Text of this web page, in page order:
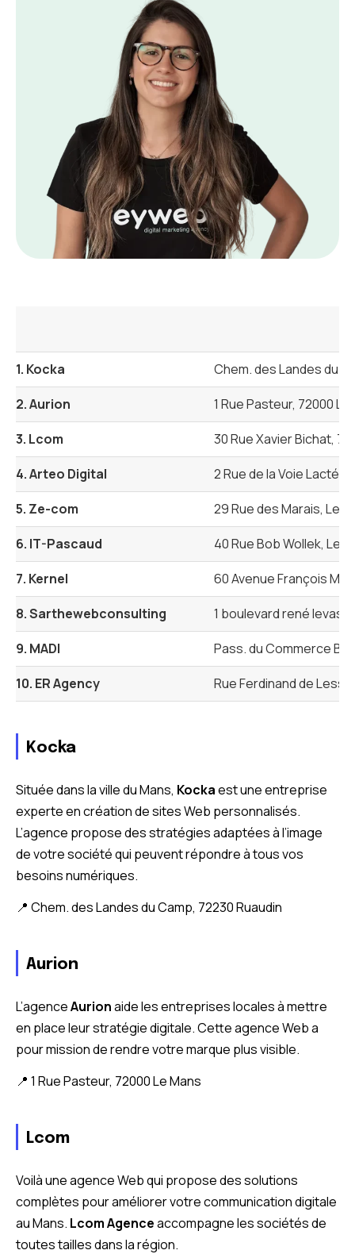
1. Kocka
Chem. des Landes du
2. Aurion
1 Rue Pasteur, 72000 Le
3. Lcom
30 Rue Xavier Bichat,
4. Arteo Digital
2 Rue de la Voie Lactée,
5. Ze-com
29 Rue des Marais, Le
6. IT-Pascaud
40 Rue Bob Wollek, Le
7. Kernel
60 Avenue François
8. Sarthewebconsulting
1 boulevard rené
9. MADI
Pass. du Commerce
10. ER Agency
Rue Ferdinand de
Kocka
Située dans la ville du Mans, Kockaest une entreprise
experte en création de sites Web personnalisés.
L’agence propose des stratégies adaptées à l’image
de votre société qui peuvent répondre à tous vos
besoins numériques.
📍 Chem. des Landes du Camp, 72230 Ruaudin
Aurion
L’agenceAurionaide les entreprises locales à mettre
en place leur stratégie digitale. Cette agence Web a
pour mission de rendre votre marque plus visible.
📍 1 Rue Pasteur, 72000 Le Mans
Lcom
Voilà une agence Web qui propose des solutions
complètes pour améliorer votre communication digitale
au Mans. Lcom Agenceaccompagne les sociétés de
toutes tailles dans la région.